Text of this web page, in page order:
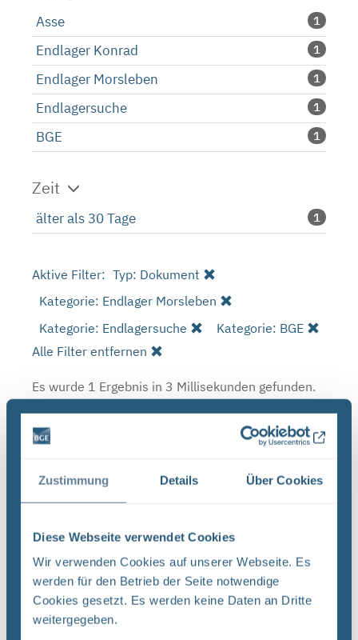
Zustimmung Details Über Cookies
Diese Webseite verwendet Cookies
Wir verwenden Cookies auf unserer Webseite. Es
werden für den Betrieb der Seite notwendige
Cookies gesetzt. Es werden keine Daten an Dritte
weitergegeben.
Asse 1
Endlager Konrad 1
Endlager Morsleben 1
Endlagersuche 1
BGE 1
Zeit
älter als 30 Tage 1
Aktive Filter: Typ: Dokument
Kategorie: Endlager Morsleben
Kategorie: Endlagersuche
Kategorie: BGE
Alle Filter entfernen
Es wurde 1 Ergebnis in 3 Millisekunden gefunden.
Ergebnisse pro Seite:
1
Sortieren nach
Forschungs- und Entwicklungsstrategie der
BGE (PDF)
FORSCHUNG UND ENTWICKLUNG F&E-Strategie